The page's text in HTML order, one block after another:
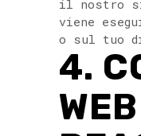
il nostro
viene
o sul tuo
4.
WEB